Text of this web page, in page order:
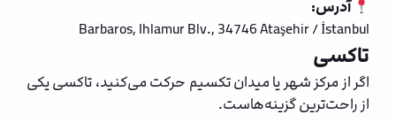
آدرس:
Barbaros, Ihlamur Blv., 34746 Ataşehir / İstanbul
تاکسی
اگر از مرکز شهر یا میدان تکسیم حرکت می‌کنید، تاکسی یکی
از راحت‌ترین گزینه‌هاست.